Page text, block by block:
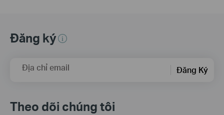
Đăng ký
Địa chỉ email Đăng Ký
Theo dõi chúng tôi